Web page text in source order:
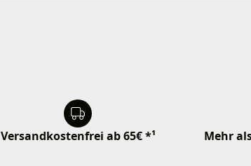
Versandkostenfrei ab 65€ *¹ Mehr